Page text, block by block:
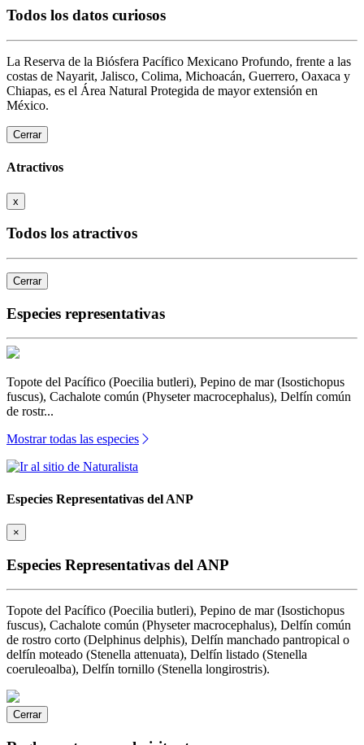
Todos los datos curiosos
La Reserva de la Biósfera Pacífico Mexicano Profundo, frente a las
costas de Nayarit, Jalisco, Colima, Michoacán, Guerrero, Oaxaca y
Chiapas, es el Área Natural Protegida de mayor extensión en
México.
Cerrar
Atractivos
x
Todos los atractivos
Cerrar
Especies representativas
Topote del Pacífico (Poecilia butleri), Pepino de mar (Isostichopus
fuscus), Cachalote común (Physeter macrocephalus), Delfín común
de rostr...
Mostrar todas las especies
Especies Representativas del ANP
×
Especies Representativas del ANP
Topote del Pacífico (Poecilia butleri), Pepino de mar (Isostichopus
fuscus), Cachalote común (Physeter macrocephalus), Delfín común
de rostro corto (Delphinus delphis), Delfín manchado pantropical o
delfín moteado (Stenella attenuata), Delfín listado (Stenella
coeruleoalba), Delfín tornillo (Stenella longirostris).
Cerrar